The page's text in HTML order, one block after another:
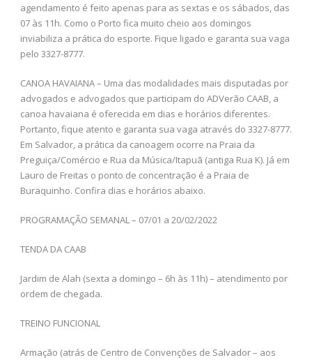
agendamento é feito apenas para as sextas e os sábados, das
07 às 11h. Como o Porto fica muito cheio aos domingos
inviabiliza a prática do esporte. Fique ligado e garanta sua vaga
pelo 3327-8777.
CANOA HAVAIANA – Uma das modalidades mais disputadas por
advogados e advogados que participam do ADVerão CAAB, a
canoa havaiana é oferecida em dias e horários diferentes.
Portanto, fique atento e garanta sua vaga através do 3327-8777.
Em Salvador, a prática da canoagem ocorre na Praia da
Preguiça/Comércio e Rua da Música/Itapuã (antiga Rua K). Já em
Lauro de Freitas o ponto de concentração é a Praia de
Buraquinho. Confira dias e horários abaixo.
PROGRAMAÇÃO SEMANAL – 07/01 a 20/02/2022
TENDA DA CAAB
Jardim de Alah (sexta a domingo – 6h às 11h) – atendimento por
ordem de chegada.
TREINO FUNCIONAL
Armação (atrás de Centro de Convenções de Salvador – aos